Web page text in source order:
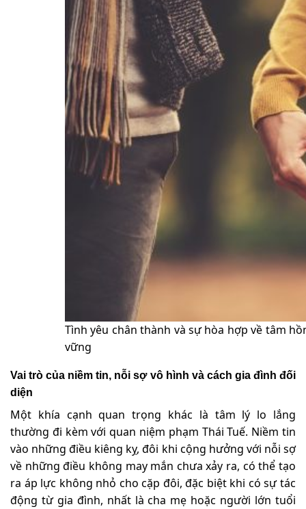
Tình yêu chân thành và sự hòa hợp về tâm
vững
Vai trò của niềm tin, nỗi sợ vô hình và cách gia đình đối
diện
Một khía cạnh quan trọng khác là tâm lý lo lắng
thường đi kèm với quan niệm phạm Thái Tuế. Niềm tin
vào những điều kiêng kỵ, đôi khi cộng hưởng với nỗi sợ
về những điều không may mắn chưa xảy ra, có thể tạo
ra áp lực không nhỏ cho cặp đôi, đặc biệt khi có sự tác
động từ gia đình, nhất là cha mẹ hoặc người lớn tuổi